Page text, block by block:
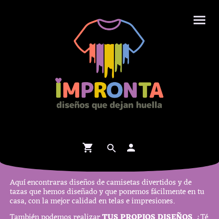
Aquí encontraras diseños de camisetas divertidos y de
tazas que hemos diseñado y que ponemos fácilmente en tu
casa, con la mejor calidad en telas e impresiones.